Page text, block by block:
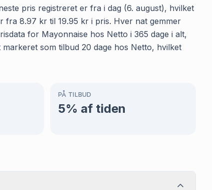
pris registreret er fra i dag (6. august), hvilket
fra 8.97 kr til 19.95 kr i pris. Hver nat gemmer
for Mayonnaise hos Netto i 365 dage i alt,
som tilbud 20 dage hos Netto, hvilket
PÅ TILBUD
5% af tiden